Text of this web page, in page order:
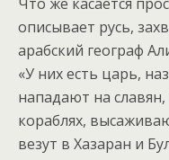
описывает русь,
арабский географ
«У них есть царь,
нападают на
кораблях,
везут в Хазаран и